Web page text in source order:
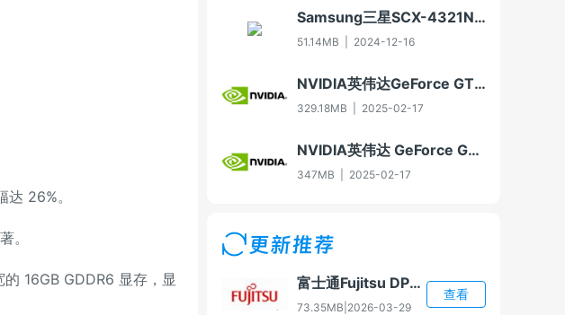
26%。
。
16GB GDDR6 显存，显
Samsung三星SCX-4321NS多功能一体机打印驱动3.11.60.00:04版For WinXP-32/WinXP-64/Vista-32/Vista-64/Win7-32/Win7-64（2012年8月30日发布）
51.14MB 2024-12-16
NVIDIA英伟达GeForce GTX 750显卡驱动For Win7-32/Win8-32/Win8.1-32
329.18MB 2025-02-17
NVIDIA英伟达 GeForce GTX 550 Ti显卡驱动Win7 64/Win8 64/Win8.1 64
347MB 2025-02-17
更新推荐
富士通Fujitsu DPK1588 打印机驱动
73.35MB 2026-03-29
查看